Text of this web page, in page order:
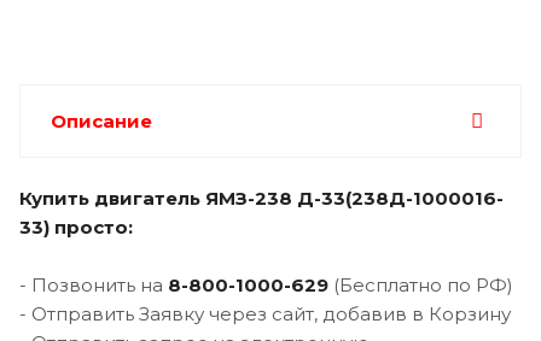
Описание
Купить двигатель ЯМЗ-238 Д-33(238Д-1000016-
33) просто:
- Позвонить на 8-800-1000-629 (Бесплатно по РФ)
- Отправить Заявку через сайт, добавив в Корзину